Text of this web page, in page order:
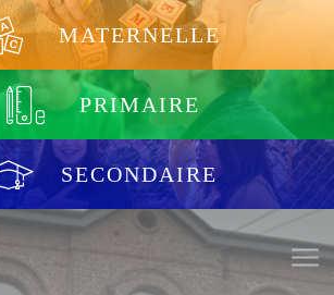
MATERNELLE
PRIMAIRE
SECONDAIRE